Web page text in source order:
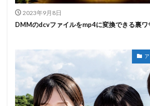
2023年9月8日
DMMのdcvファイルをmp4に変換できる裏ワ